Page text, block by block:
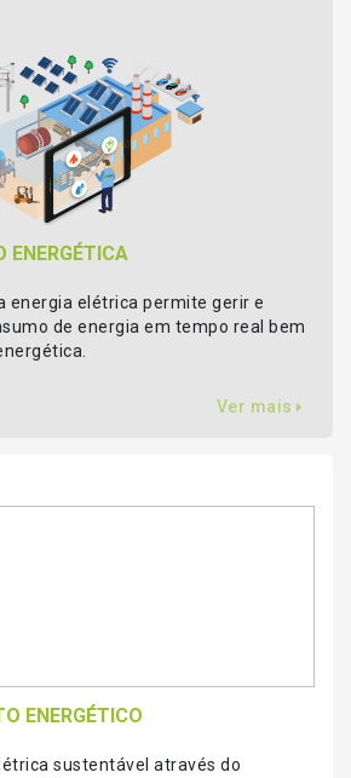
ENERGÉTICA
energia elétrica permite gerir e
de energia em tempo real bem
Ver mais
ENERGÉTICO
sustentável através do